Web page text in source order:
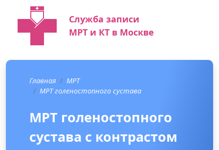
Служба записи
МРТ и КТ в Москве
Главная
МРТ
МРТ голеностопного сустава
МРТ голеностопного
сустава с контрастом